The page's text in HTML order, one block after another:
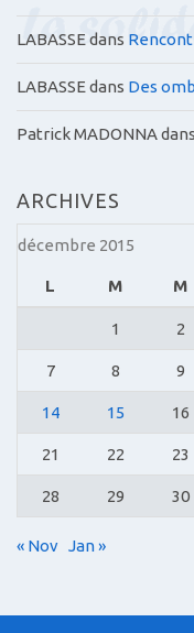
LABASSE dans
LABASSE dans Des
Patrick MADONNAdans
ARCHIVES
décembre 2015
L M M
1 2
7 8 9
14 15 16
21 22 23
28 29 30
« Nov Jan »